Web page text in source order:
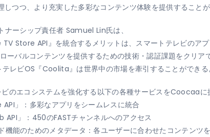
しつつ、より充実した多彩なコンテンツ体験を提供することが
ーシップ責任者 Samuel Lin氏は、
TV Store API』を統合するメリットは、スマートテレビのア
ーバルコンテンツを提供するための技術・認証課題をクリ
レビOS『Coolita』は世界中の市場を牽引することができる
のエコシステムを強化する以下の各種サービスをCoocaaに
」：多彩なアプリをシームレスに統合
API」：450のFASTチャンネルへのアクセス
機能のためのメタデータ：各ユーザーに合わせたコンテンツ